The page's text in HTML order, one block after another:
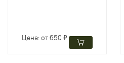
Цена:от 650 ₽